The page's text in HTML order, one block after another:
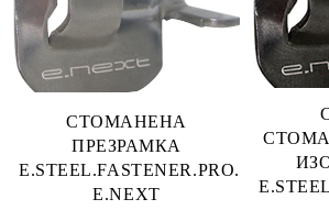
СТОМАНЕНА
ПРЕЗРАМКА
E.STEEL.FASTENER.PRO.19
E.NEXT